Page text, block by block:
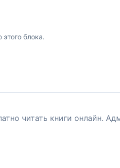
блока.
читать книги онлайн.